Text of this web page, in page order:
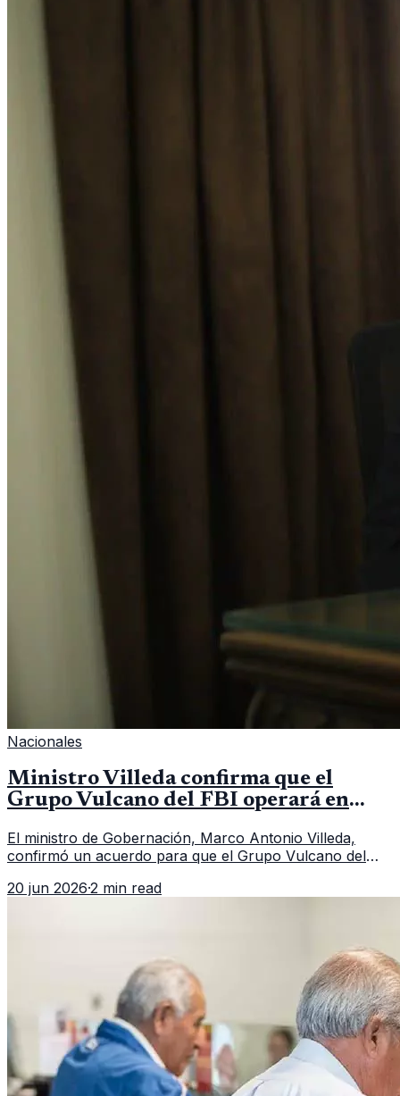
Nacionales
Ministro Villeda confirma que el
Grupo Vulcano del FBI operará en
El ministro de Gobernación, Marco Antonio Villeda,
confirmó un acuerdo para que el Grupo Vulcano del
fallido con la administración anterior del Ministerio
20 jun 2026·2 min read